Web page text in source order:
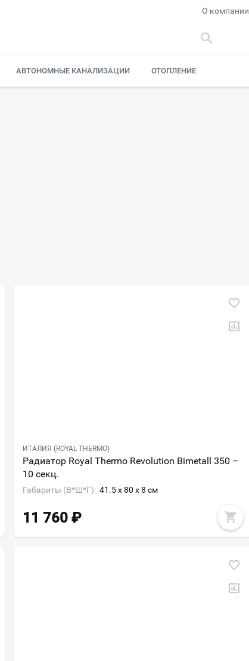
О компании
АВТОНОМНЫЕ КАНАЛИЗАЦИИ ОТОПЛЕНИЕ
ИТАЛИЯ (ROYAL THERMO)
Радиатор Royal Thermo Revolution Bimetall 350 –
10 секц.
Габариты (В*Ш*Г): 41.5 x 80 x 8 см
11 760 ₽